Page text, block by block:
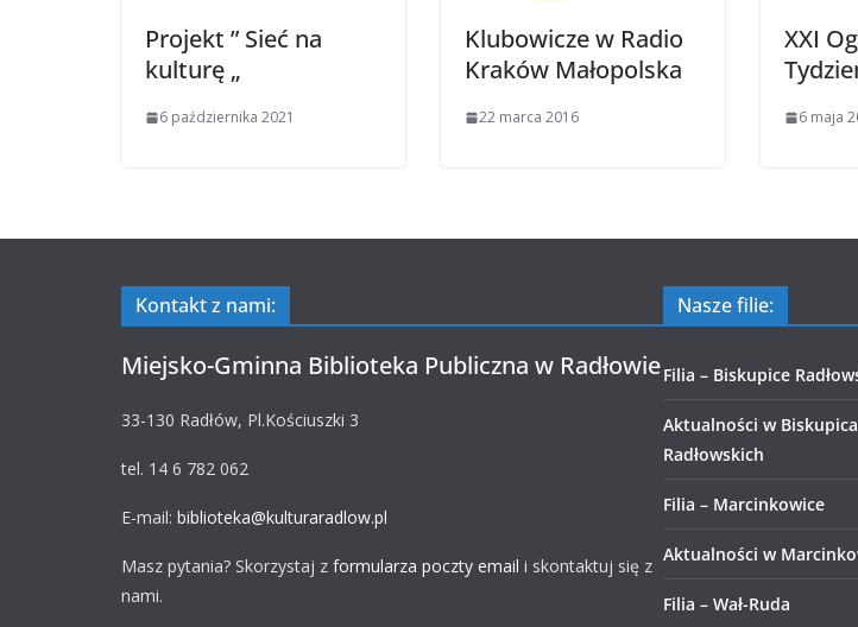
Projekt ” Sieć na
kulturę „
6 października 2021
Klubowicze w Radio
Kraków Małopolska
22 marca 2016
XXI
6 maja
Kontakt z nami:
Miejsko-Gminna Biblioteka Publiczna w Radłowie
33-130 Radłów, Pl.Kościuszki 3
tel. 14 6 782 062
E-mail: biblioteka@kulturaradlow.pl
Masz pytania? Skorzystaj z formularza poczty email i skontaktuj się z
nami.
Nasze filie:
Filia – Biskupice
Aktualności w
Radłowskich
Filia – Marcinkowice
Aktualności w
Filia – Wał-Ruda